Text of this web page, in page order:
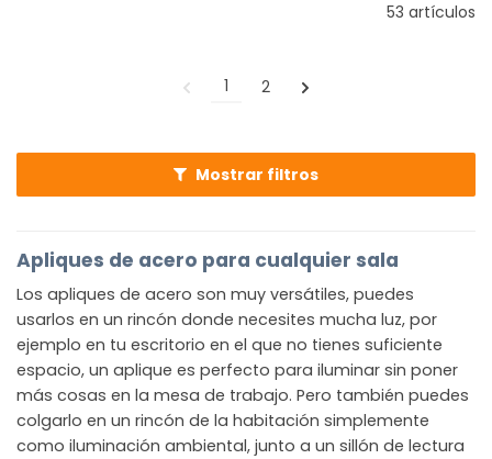
53 artículos
1 2
Mostrar filtros
Apliques de acero para cualquier sala
Los apliques de acero son muy versátiles, puedes
usarlos en un rincón donde necesites mucha luz, por
ejemplo en tu escritorio en el que no tienes suficiente
espacio, un aplique es perfecto para iluminar sin poner
más cosas en la mesa de trabajo. Pero también puedes
colgarlo en un rincón de la habitación simplemente
como iluminación ambiental, junto a un sillón de lectura